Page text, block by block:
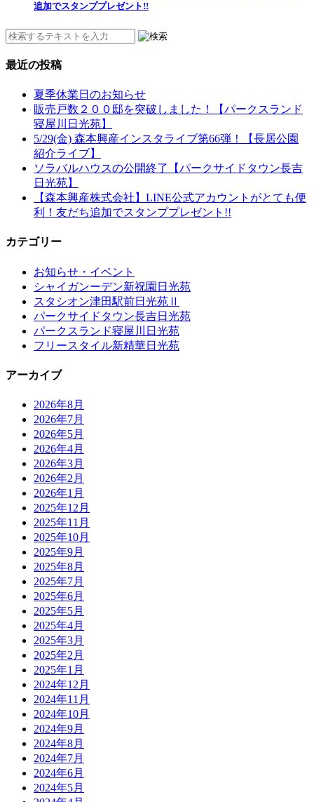
追加でスタンププレゼント!!
最近の投稿
夏季休業日のお知らせ
販売戸数２００邸を突破しました！【パークスランド
寝屋川日光苑】
5/29(金) 森本興産インスタライブ第66弾！【長居公園
紹介ライブ】
ソラバルハウスの公開終了【パークサイドタウン長吉
日光苑】
【森本興産株式会社】LINE公式アカウントがとても便
利！友だち追加でスタンププレゼント!!
カテゴリー
お知らせ・イベント
シャイガンーデン新祝園日光苑
スタシオン津田駅前日光苑Ⅱ
パークサイドタウン長吉日光苑
パークスランド寝屋川日光苑
フリースタイル新精華日光苑
アーカイブ
2026年8月
2026年7月
2026年5月
2026年4月
2026年3月
2026年2月
2026年1月
2025年12月
2025年11月
2025年10月
2025年9月
2025年8月
2025年7月
2025年6月
2025年5月
2025年4月
2025年3月
2025年2月
2025年1月
2024年12月
2024年11月
2024年10月
2024年9月
2024年8月
2024年7月
2024年6月
2024年5月